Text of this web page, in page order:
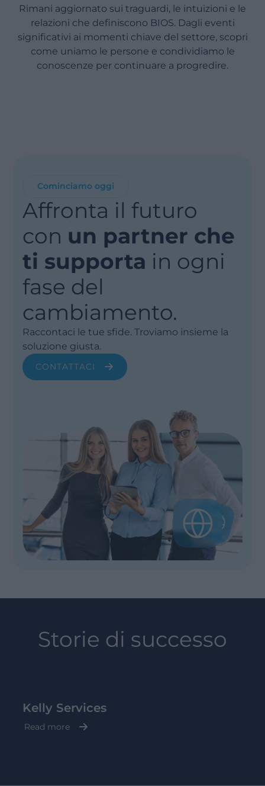
Rimani aggiornato sui traguardi, le intuizioni e le
relazioni che definiscono BIOS. Dagli eventi
significativi ai momenti chiave del settore, scopri
come uniamo le persone e condividiamo le
conoscenze per continuare a progredire.
Cominciamo oggi
Affronta il futuro
con un partner che
ti supporta in ogni
fase del
cambiamento.
Raccontaci le tue sfide. Troviamo insieme la
soluzione giusta.
CONTATTACI
Storie di successo
Kelly Services
Read more